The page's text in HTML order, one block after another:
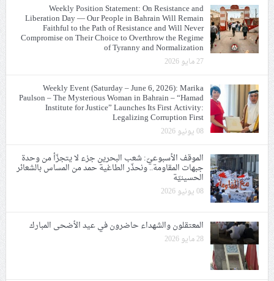
Weekly Position Statement: On Resistance and
Liberation Day — Our People in Bahrain Will Remain
Faithful to the Path of Resistance and Will Never
Compromise on Their Choice to Overthrow the Regime
of Tyranny and Normalization
27 مايو 2026
Weekly Event (Saturday – June 6, 2026): Marika
Paulson – The Mysterious Woman in Bahrain – “Hamad
Institute for Justice” Launches Its First Activity:
Legalizing Corruption First
08 يونيو 2026
الموقف الأسبوعيّ: شعب البحرين جزء لا يتجزّأ من وحدة
جبهات المقاومة.. ونحذّر الطاغية حمد من المساس بالشعائر
الحسينيّة
08 يونيو 2026
المعتقلون والشهداء حاضرون في عيد الأضحى المبارك
28 مايو 2026